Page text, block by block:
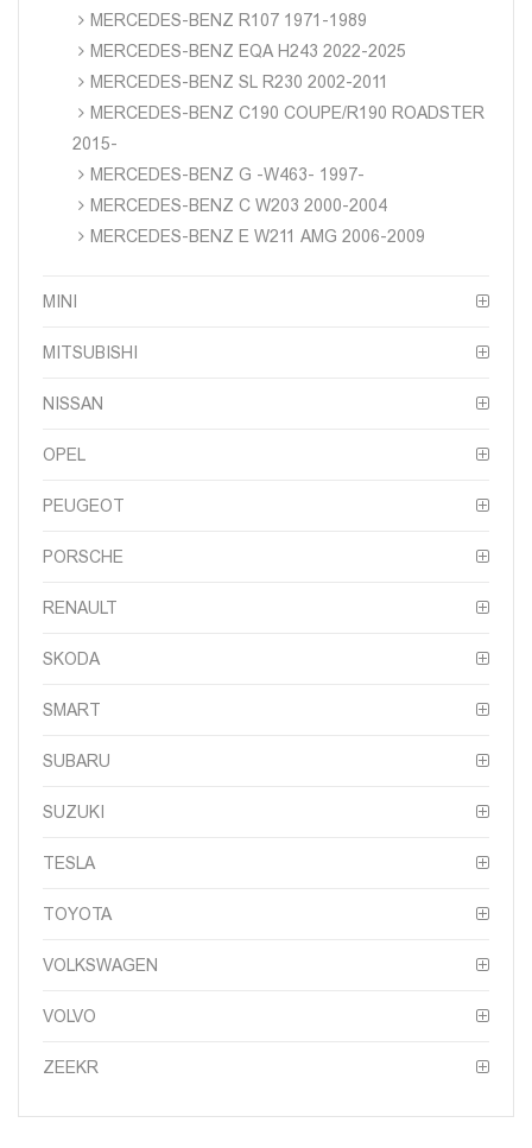
MERCEDES-BENZ R107 1971-1989
MERCEDES-BENZ EQA H243 2022-2025
MERCEDES-BENZ SL R230 2002-2011
MERCEDES-BENZ C190 COUPE/R190 ROADSTER
2015-
MERCEDES-BENZ G -W463- 1997-
MERCEDES-BENZ C W203 2000-2004
MERCEDES-BENZ E W211 AMG 2006-2009
MINI
MITSUBISHI
NISSAN
OPEL
PEUGEOT
PORSCHE
RENAULT
SKODA
SMART
SUBARU
SUZUKI
TESLA
TOYOTA
VOLKSWAGEN
VOLVO
ZEEKR